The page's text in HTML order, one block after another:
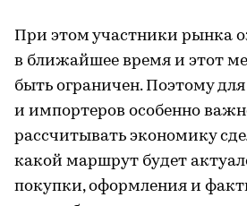
При этом участники рынка
в ближайшее время и этот
быть ограничен. Поэтому
и импортеров особенно
рассчитывать экономику
какой маршрут будет
покупки, оформления и